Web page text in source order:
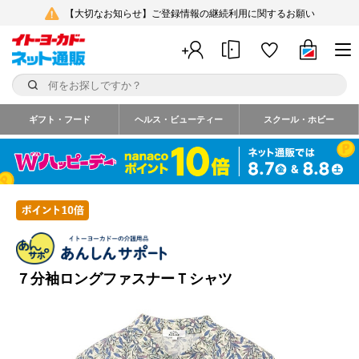
【大切なお知らせ】ご登録情報の継続利用に関するお願い
ギフト・フード ヘルス・ビューティー スクール・ホビー
７分袖ロングファスナーＴシャツ